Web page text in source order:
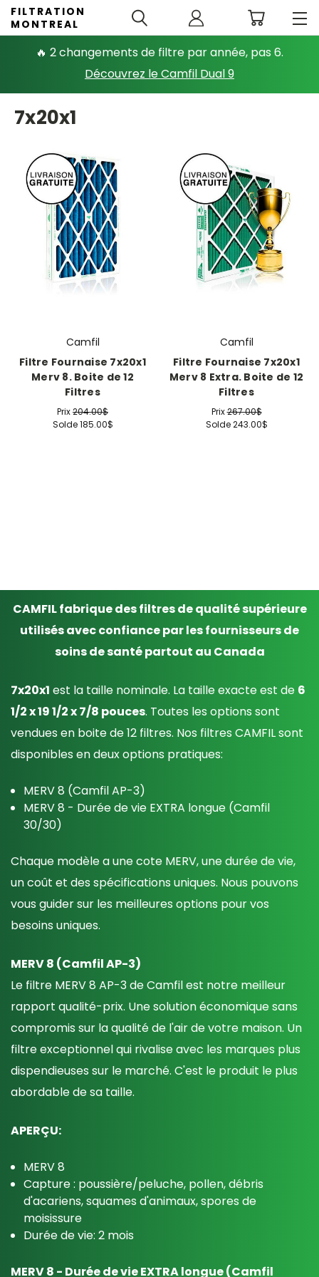
🔥 2 changements de filtre par année, pas 6.
Découvrez le Camfil Dual 9
FILTRATION
MONTREAL
7x20x1
Camfil
Filtre Fournaise 7x20x1
Merv 8. Boite de 12
Filtres
Prix204.00$
Solde185.00$
Camfil
Filtre Fournaise 7x20x1
Merv 8 Extra. Boite de 12
Filtres
Prix267.00$
Solde243.00$
CAMFIL fabrique des filtres de qualité supérieure
utilisés avec confiance par les fournisseurs de
soins de santé partout au Canada
7x20x1 est la taille nominale. La taille exacte est de 6
1/2 x 19 1/2 x 7/8 pouces. Toutes les options sont
vendues en boite de 12 filtres. Nos filtres CAMFIL sont
disponibles en deux options pratiques:
MERV 8 (Camfil AP-3)
MERV 8 - Durée de vie EXTRA longue (Camfil
30/30)
Chaque modèle a une cote MERV, une durée de vie,
un coût et des spécifications uniques. Nous pouvons
vous guider sur les meilleures options pour vos
besoins uniques.
MERV 8 (Camfil AP-3)
Le filtre MERV 8 AP-3 de Camfil est notre meilleur
rapport qualité-prix. Une solution économique sans
compromis sur la qualité de l'air de votre maison. Un
filtre exceptionnel qui rivalise avec les marques plus
dispendieuses sur le marché. C'est le produit le plus
abordable de sa taille.
APERÇU:
MERV 8
Capture : poussière/peluche, pollen, débris
d'acariens, squames d'animaux, spores de
moisissure
Durée de vie: 2 mois
MERV 8 - Durée de vie EXTRA longue (Camfil